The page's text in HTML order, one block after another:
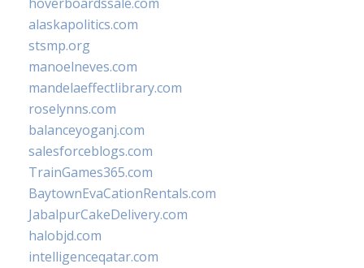
alaskapolitics.com
stsmp.org
manoelneves.com
mandelaeffectlibrary.com
roselynns.com
balanceyoganj.com
salesforceblogs.com
TrainGames365.com
BaytownEvaCationRentals.com
JabalpurCakeDelivery.com
halobjd.com
intelligenceqatar.com